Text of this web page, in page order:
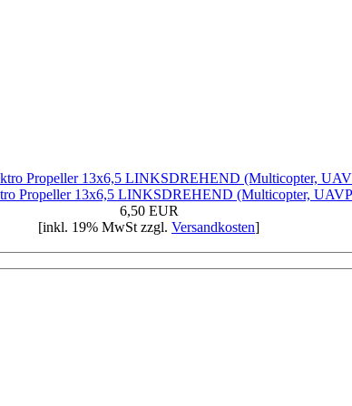
Propeller 13x6,5 LINKSDREHEND (Multicopter,
6,50 EUR
[inkl. 19% MwSt zzgl. Versandkosten]